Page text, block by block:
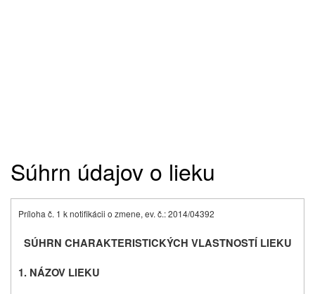
Súhrn údajov o lieku
Príloha č. 1 k notifikácii o zmene, ev. č.: 2014/04392
SÚHRN CHARAKTERISTICKÝCH VLASTNOSTÍ LIEKU
1. NÁZOV LIEKU